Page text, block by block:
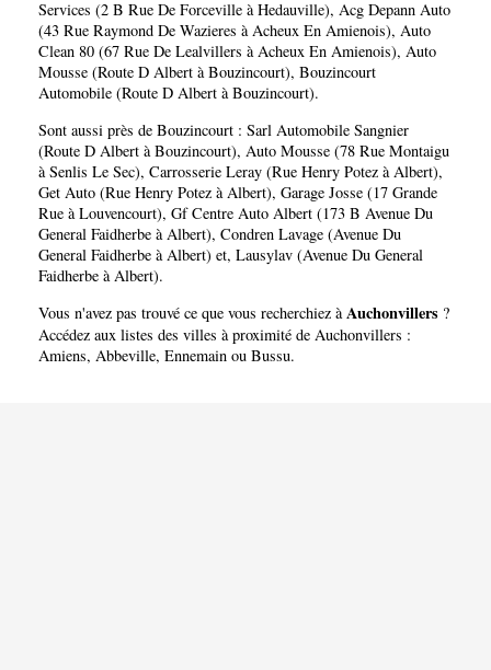
Services (2 B Rue De Forceville à Hedauville), Acg Depann Auto
(43 Rue Raymond De Wazieres à Acheux En Amienois), Auto
Clean 80 (67 Rue De Lealvillers à Acheux En Amienois), Auto
Mousse (Route D Albert à Bouzincourt), Bouzincourt
Automobile (Route D Albert à Bouzincourt).
Sont aussi près de Bouzincourt : Sarl Automobile Sangnier
(Route D Albert à Bouzincourt), Auto Mousse (78 Rue Montaigu
à Senlis Le Sec), Carrosserie Leray (Rue Henry Potez à Albert),
Get Auto (Rue Henry Potez à Albert), Garage Josse (17 Grande
Rue à Louvencourt), Gf Centre Auto Albert (173 B Avenue Du
General Faidherbe à Albert), Condren Lavage (Avenue Du
General Faidherbe à Albert) et, Lausylav (Avenue Du General
Faidherbe à Albert).
Vous n'avez pas trouvé ce que vous recherchiez àAuchonvillers ?
Accédez aux listes des villes à proximité de Auchonvillers :
Amiens, Abbeville, Ennemain ou Bussu.